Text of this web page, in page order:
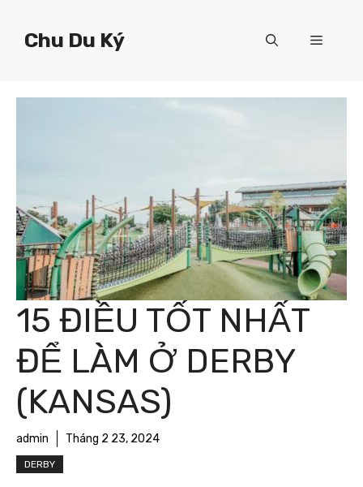
Chu Du Ký Menu
15 ĐIỀU TỐT NHẤT
ĐỂ LÀM Ở DERBY
(KANSAS)
admin Tháng 2 23, 2024
DERBY